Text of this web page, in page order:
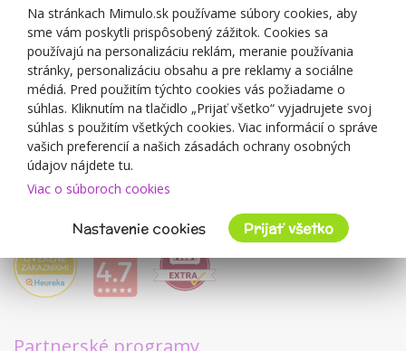
Zľavové kupóny
Blog
O predajcovi
Mimulo.sk
Obchodné podmienky
Ochrana osobných údajov GDPR
Kontakty
Spolupracujeme
Partnerské programy
Na stránkach Mimulo.sk používame súbory cookies, aby
sme vám poskytli prispôsobený zážitok. Cookies sa
používajú na personalizáciu reklám, meranie používania
stránky, personalizáciu obsahu a pre reklamy a sociálne
médiá. Pred použitím týchto cookies vás požiadame o
súhlas. Kliknutím na tlačidlo „Prijať všetko“ vyjadrujete svoj
súhlas s použitím všetkých cookies. Viac informácií o správe
vašich preferencií a našich zásadách ochrany osobných
údajov nájdete tu.
Viac o súboroch cookies
Nastavenie cookies Prijať všetko